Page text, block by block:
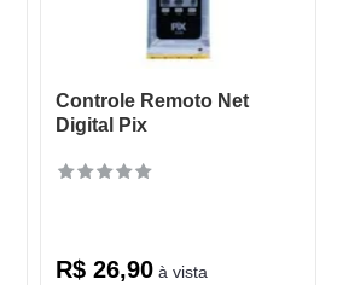
Controle Remoto Net
Digital Pix
R$ 26,90à vista